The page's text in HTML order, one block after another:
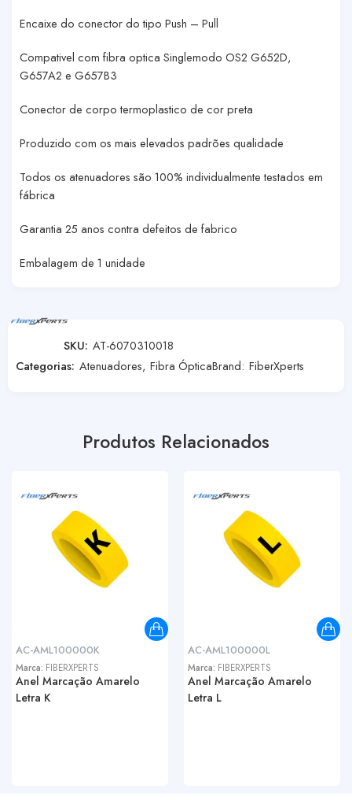
Encaixe do conector do tipo Push – Pull
Compativel com fibra optica Singlemodo OS2 G652D,
G657A2 e G657B3
Conector de corpo termoplastico de cor preta
Produzido com os mais elevados padrões qualidade
Todos os atenuadores são 100% individualmente testados em
fábrica
Garantia 25 anos contra defeitos de fabrico
Embalagem de 1 unidade
SKU: AT-6070310018
Categorias: Atenuadores, Fibra ÓpticaBrand: FiberXperts
Produtos Relacionados
AC-AML100000K
Marca: FIBERXPERTS
Anel Marcação Amarelo
Letra K
AC-AML100000L
Marca: FIBERXPERTS
Anel Marcação Amarelo
Letra L